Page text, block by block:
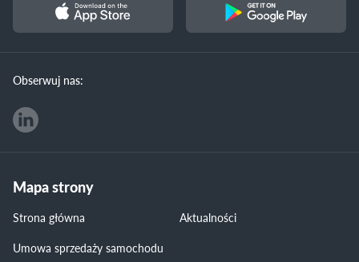
Obserwuj nas:
Mapa strony
Strona główna
Aktualności
Umowa sprzedaży samochodu